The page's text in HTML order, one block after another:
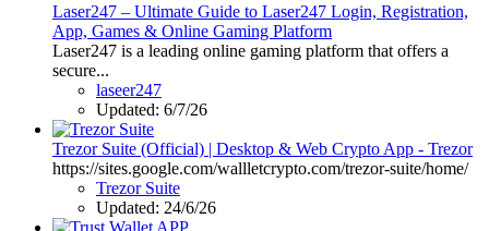
Laser247 – Ultimate Guide to Laser247 Login, Registration,
App, Games & Online Gaming Platform
Laser247 is a leading online gaming platform that offers a
secure...
laseer247
Updated: 6/7/26
Trezor Suite (Official) | Desktop & Web Crypto App - Trezor
https://sites.google.com/wallletcrypto.com/trezor-suite/home/
Trezor Suite
Updated: 24/6/26